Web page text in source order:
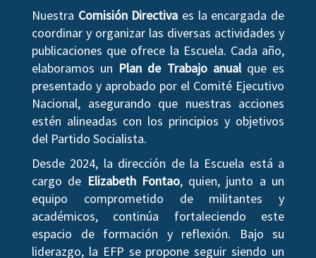
Nuestra Comisión Directiva es la encargada de
coordinar y organizar las diversas actividades y
publicaciones que ofrece la Escuela. Cada año,
elaboramos un Plan de Trabajo anualque es
presentado y aprobado por el Comité Ejecutivo
Nacional, asegurando que nuestras acciones
estén alineadas con los principios y objetivos
del Partido Socialista.
Desde 2024, la dirección de la Escuela está a
cargo de Elizabeth Fontao, quien, junto a un
equipo comprometido de militantes y
académicos, continúa fortaleciendo este
espacio de formación y reflexión. Bajo su
liderazgo, la EFP se propone seguir siendo un